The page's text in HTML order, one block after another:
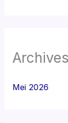
Archives
Mei 2026